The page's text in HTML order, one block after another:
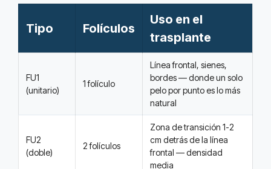
Tipo Folículos
Uso en el
trasplante
FU1
(unitario)
1 folículo
Línea frontal, sienes,
bordes — donde un solo
pelo por punto es lo más
natural
FU2
(doble)
2 folículos
Zona de transición 1-2
cm detrás de la línea
frontal — densidad
media